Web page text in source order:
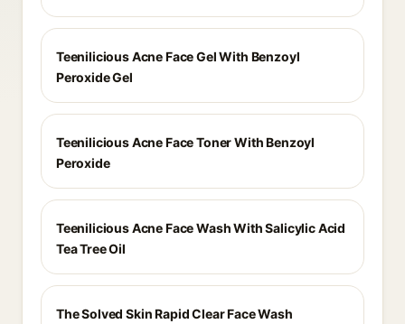
Teenilicious Acne Face Gel With Benzoyl
Peroxide Gel
Teenilicious Acne Face Toner With Benzoyl
Peroxide
Teenilicious Acne Face Wash With Salicylic Acid
Tea Tree Oil
The Solved Skin Rapid Clear Face Wash